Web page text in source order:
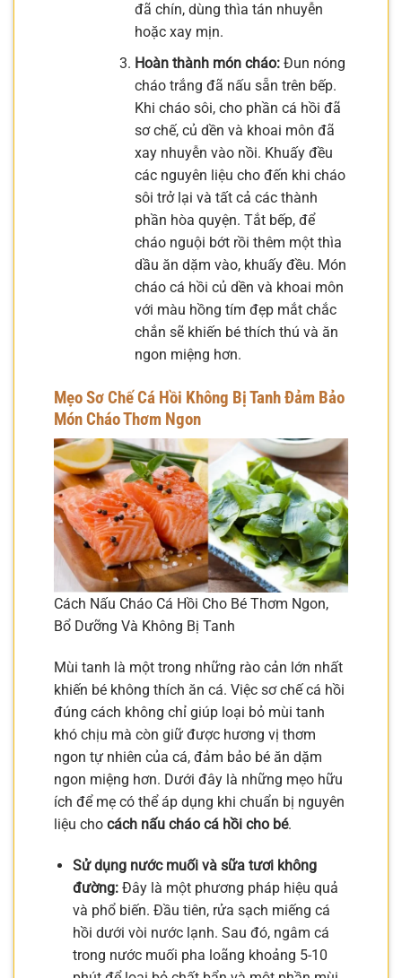
đã chín, dùng thìa tán nhuyễn
hoặc xay mịn.
Hoàn thành món cháo:Đun nóng
cháo trắng đã nấu sẵn trên bếp.
Khi cháo sôi, cho phần cá hồi đã
sơ chế, củ dền và khoai môn đã
xay nhuyễn vào nồi. Khuấy đều
các nguyên liệu cho đến khi cháo
sôi trở lại và tất cả các thành
phần hòa quyện. Tắt bếp, để
cháo nguội bớt rồi thêm một thìa
dầu ăn dặm vào, khuấy đều. Món
cháo cá hồi củ dền và khoai môn
với màu hồng tím đẹp mắt chắc
chắn sẽ khiến bé thích thú và ăn
ngon miệng hơn.
Mẹo Sơ Chế Cá Hồi Không Bị Tanh Đảm Bảo
Món Cháo Thơm Ngon
Cách Nấu Cháo Cá Hồi Cho Bé Thơm Ngon,
Bổ Dưỡng Và Không Bị Tanh
Mùi tanh là một trong những rào cản lớn nhất
khiến bé không thích ăn cá. Việc sơ chế cá hồi
đúng cách không chỉ giúp loại bỏ mùi tanh
khó chịu mà còn giữ được hương vị thơm
ngon tự nhiên của cá, đảm bảo bé ăn dặm
ngon miệng hơn. Dưới đây là những mẹo hữu
ích để mẹ có thể áp dụng khi chuẩn bị nguyên
liệu cho cách nấu cháo cá hồi cho bé.
Sử dụng nước muối và sữa tươi không
đường:Đây là một phương pháp hiệu quả
và phổ biến. Đầu tiên, rửa sạch miếng cá
hồi dưới vòi nước lạnh. Sau đó, ngâm cá
trong nước muối pha loãng khoảng 5-10